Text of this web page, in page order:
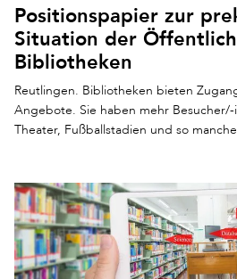
Positionspapier zur
Situation der
Bibliotheken
Reutlingen. Bibliotheken bieten
Angebote. Sie haben mehr Besucher/-
Theater, Fußballstadien und so